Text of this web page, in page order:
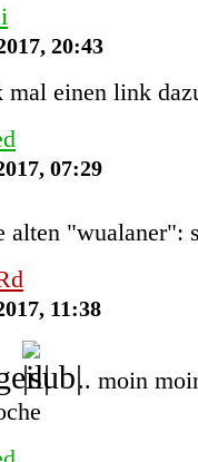
20:43
mal einen link
07:29
alten "wualaner":
11:38
.. moin